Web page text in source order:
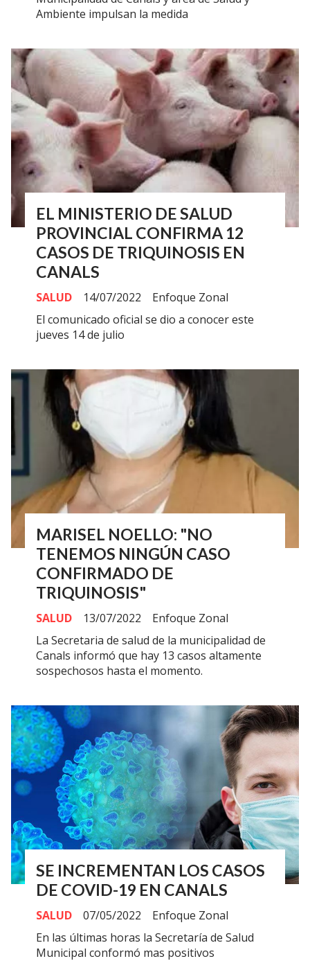
Ambiente impulsan la medida
EL MINISTERIO DE SALUD
PROVINCIAL CONFIRMA 12
CASOS DE TRIQUINOSIS EN
CANALS
Enfoque Zonal
SALUD
14/07/2022
El comunicado oficial se dio a conocer este
jueves 14 de julio
MARISEL NOELLO: "NO
TENEMOS NINGÚN CASO
CONFIRMADO DE
TRIQUINOSIS"
Enfoque Zonal
SALUD
13/07/2022
La Secretaria de salud de la municipalidad de
Canals informó que hay 13 casos altamente
sospechosos hasta el momento.
SE INCREMENTAN LOS CASOS
DE COVID-19 EN CANALS
Enfoque Zonal
SALUD
07/05/2022
En las últimas horas la Secretaría de Salud
Municipal conformó mas positivos